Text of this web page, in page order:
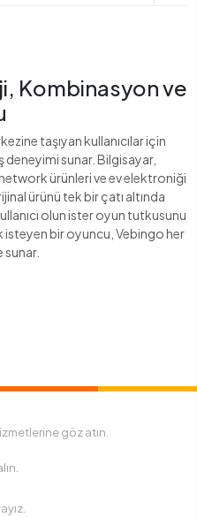
Kombinasyon ve
taşıyan kullanıcılar için
deneyimi sunar. Bilgisayar,
ürünleri ve ev elektroniği
ürünü tek bir çatı altında
olun ister oyun tutkusunu
bir oyuncu, Vebingo her
sunar.
göz atın.